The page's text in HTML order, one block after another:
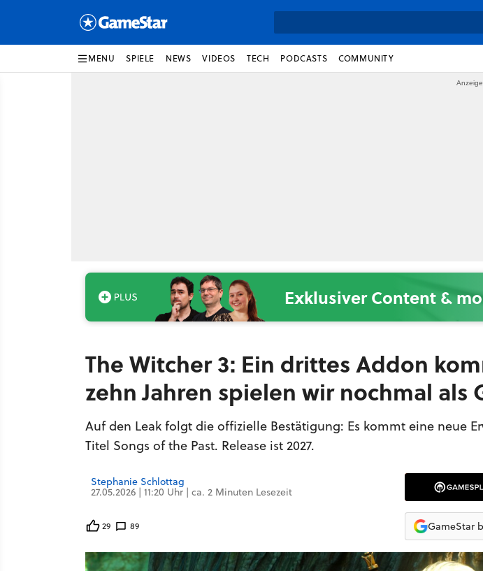
MENU SPIELE NEWS VIDEOS TECH PODCASTS COMMUNITY
Exklusiver Content &
The Witcher 3: Ein drittes Addon
zehn Jahren spielen wir nochmal als
Auf den Leak folgt die offizielle Bestätigung: Es kommt eine neue
Titel Songs of the Past. Release ist 2027.
Stephanie Schlottag
27.05.2026 | 11:20 Uhr | ca. 2 Minuten Lesezeit
29 89 GameStar